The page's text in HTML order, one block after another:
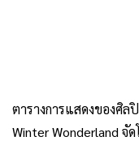
ตารางการแสดงของศิ
Winter Wonderland จั